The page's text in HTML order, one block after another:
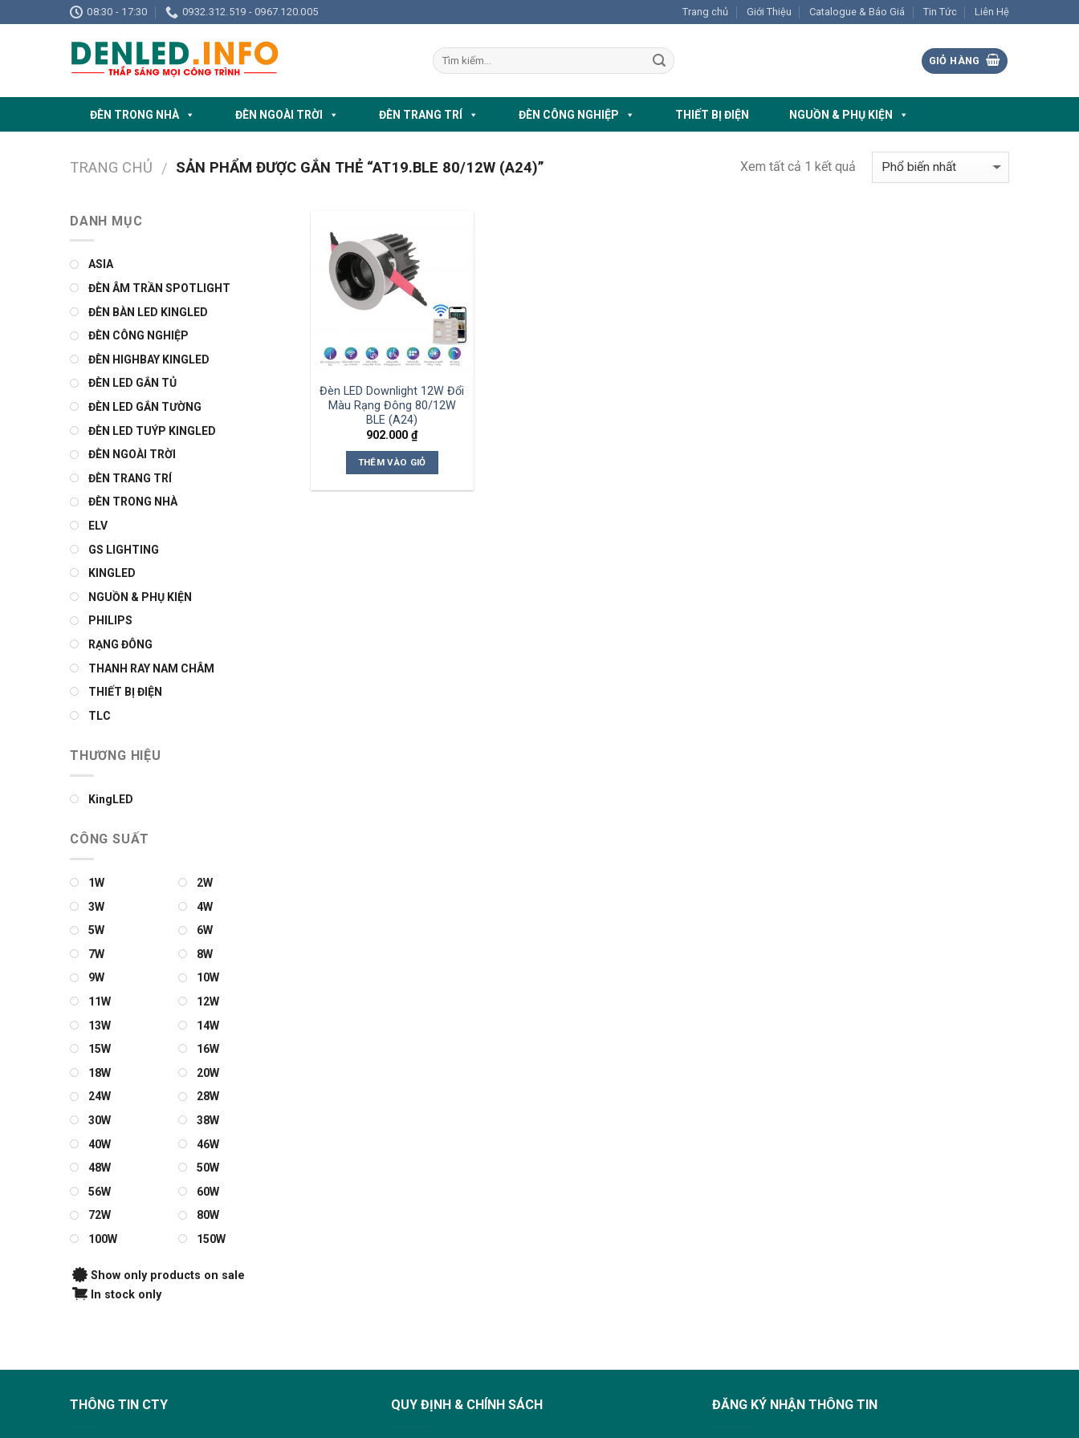
to
08:30 - 17:30 0932.312.519 - 0967.120.005 Trang chủ Giới Thiệu Catalogue & Báo Giá Tin Tức Liên Hệ
GIỎ HÀNG
ĐÈN TRONG NHÀ ĐÈN NGOÀI TRỜI ĐÈN TRANG TRÍ ĐÈN CÔNG NGHIỆP THIẾT BỊ ĐIỆN NGUỒN & PHỤ KIỆN
TRANG CHỦ / SẢN PHẨM ĐƯỢC GẮN THẺ “AT19.BLE 80/12W (A24)” Xem tất cả 1 kết quả
DANH MỤC
ASIA
ĐÈN ÂM TRẦN SPOTLIGHT
ĐÈN BÀN LED KINGLED
ĐÈN CÔNG NGHIỆP
ĐÈN HIGHBAY KINGLED
ĐÈN LED GẮN TỦ
ĐÈN LED GẮN TƯỜNG
ĐÈN LED TUÝP KINGLED
ĐÈN NGOÀI TRỜI
ĐÈN TRANG TRÍ
ĐÈN TRONG NHÀ
ELV
GS LIGHTING
KINGLED
NGUỒN & PHỤ KIỆN
PHILIPS
RẠNG ĐÔNG
THANH RAY NAM CHÂM
THIẾT BỊ ĐIỆN
TLC
THƯƠNG HIỆU
KingLED
CÔNG SUẤT
1W
2W
3W
4W
5W
6W
7W
8W
9W
10W
11W
12W
13W
14W
15W
16W
18W
20W
24W
28W
30W
38W
40W
46W
48W
50W
56W
60W
72W
80W
100W
150W
Show only products on sale
In stock only
Đèn LED Downlight 12W Đổi
Màu Rạng Đông 80/12W
BLE (A24)
902.000₫
THÊM VÀO GIỎ
THÔNG TIN CTY QUY ĐỊNH & CHÍNH SÁCH ĐĂNG KÝ NHẬN THÔNG TIN